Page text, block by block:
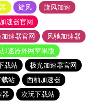
旋风
旋风加速
速器官网
速器官网
风驰加速器
速器外网苹果版
载站
极光加速器官网
载站
西柚加速器
器 次玩下载站